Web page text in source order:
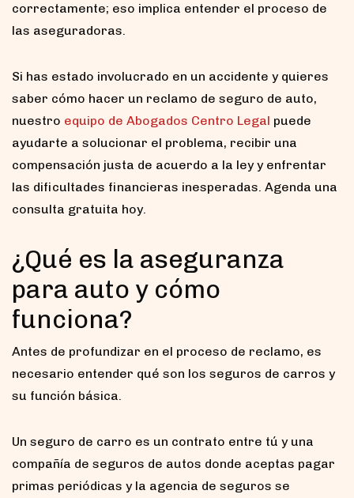
correctamente; eso implica entender el proceso de
las aseguradoras.
Si has estado involucrado en un accidente y quieres
saber cómo hacer un reclamo de seguro de auto,
nuestro equipo de Abogados Centro Legal puede
ayudarte a solucionar el problema, recibir una
compensación justa de acuerdo a la ley y enfrentar
las dificultades financieras inesperadas. Agenda una
consulta gratuita hoy.
¿Qué es la aseguranza
para auto y cómo
funciona?
Antes de profundizar en el proceso de reclamo, es
necesario entender qué son los seguros de carros y
su función básica.
Un seguro de carro es un contrato entre tú y una
compañía de seguros de autos donde aceptas pagar
primas periódicas y la agencia de seguros se